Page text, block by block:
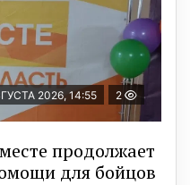
2026, 14:55 2
продолжает
для бойцов